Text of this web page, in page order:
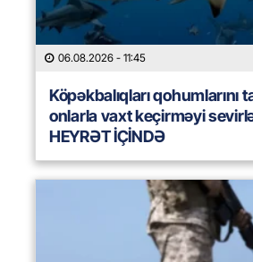
06.08.2026 - 11:45
Köpəkbalıqları qohumlarını
onlarla vaxt keçirməyi
HEYRƏT İÇİNDƏ